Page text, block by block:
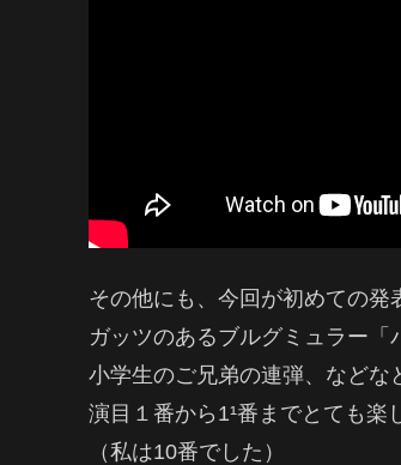
その他にも、今回が初めての発
ガッツのあるブルグミュラー「
小学生のご兄弟の連弾、などな
演目１番から1¹番までとても楽
（私は10番でした）